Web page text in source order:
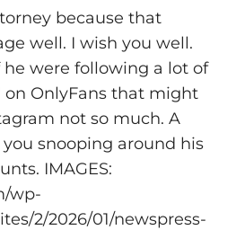
because that
well. I wish you well.
he were following a lot of
on OnlyFans that might
not so much. A
snooping around his
IMAGES:
wp-
2/2026/01/newspress-